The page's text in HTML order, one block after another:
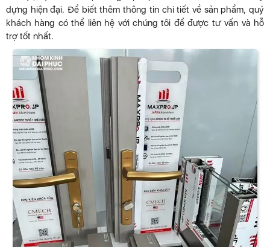
dựng hiện đại. Để biết thêm thông tin chi tiết về sản phẩm, quý
khách hàng có thể liên hệ với chúng tôi để được tư vấn và hỗ
trợ tốt nhất.